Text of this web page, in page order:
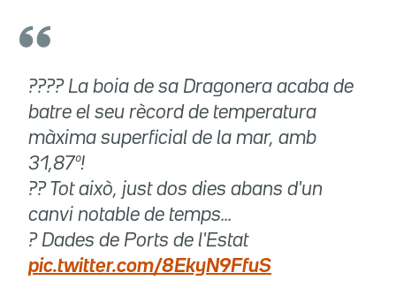
???? La boia de sa Dragonera acaba de
batre el seu rècord de temperatura
màxima superficial de la mar, amb
31,87º!
?? Tot això, just dos dies abans d'un
canvi notable de temps...
? Dades de Ports de l'Estat
pic.twitter.com/8EkyN9FfuS